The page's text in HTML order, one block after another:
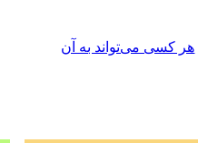
هر کسی می‌تواند به آن